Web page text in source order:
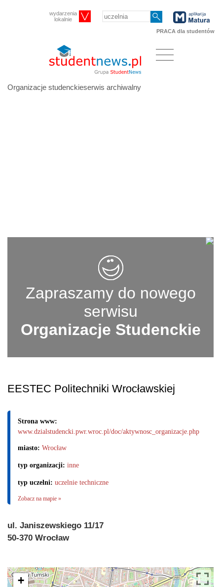
wydarzenia
lokalnie
PRACA dla studentów
Organizacje studenckieserwis archiwalny
Zapraszamy do nowego
serwisu
Organizacje Studenckie
EESTEC Politechniki Wrocławskiej
Strona www:
www.dzialstudencki.pwr.wroc.pl/doc/aktywnosc_organizacje.php
miasto: Wrocław
typ organizacji: inne
typ uczelni: uczelnie techniczne
Zobacz na mapie »
ul. Janiszewskiego 11/17
50-370 Wrocław
+